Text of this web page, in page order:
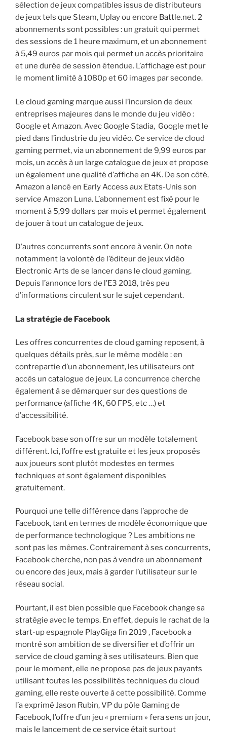
sélection de jeux compatibles issus de distributeurs
de jeux tels que Steam, Uplay ou encore Battle.net. 2
abonnements sont possibles : un gratuit qui permet
des sessions de 1 heure maximum, et un abonnement
à 5,49 euros par mois qui permet un accès prioritaire
et une durée de session étendue. L’affichage est pour
le moment limité à 1080p et 60 images par seconde.
Le cloud gaming marque aussi l’incursion de deux
entreprises majeures dans le monde du jeu vidéo :
Google et Amazon. Avec Google Stadia, Google met le
pied dans l’industrie du jeu vidéo. Ce service de cloud
gaming permet, via un abonnement de 9,99 euros par
mois, un accès à un large catalogue de jeux et propose
un également une qualité d’affiche en 4K. De son côté,
Amazon a lancé en Early Access aux Etats-Unis son
service Amazon Luna. L’abonnement est fixé pour le
moment à 5,99 dollars par mois et permet également
de jouer à tout un catalogue de jeux.
D’autres concurrents sont encore à venir. On note
notamment la volonté de l’éditeur de jeux vidéo
Electronic Arts de se lancer dans le cloud gaming.
Depuis l’annonce lors de l’E3 2018, très peu
d’informations circulent sur le sujet cependant.
La stratégie de Facebook
Les offres concurrentes de cloud gaming reposent, à
quelques détails près, sur le même modèle : en
contrepartie d’un abonnement, les utilisateurs ont
accès un catalogue de jeux. La concurrence cherche
également à se démarquer sur des questions de
performance (affiche 4K, 60 FPS, etc …) et
d’accessibilité.
Facebook base son offre sur un modèle totalement
différent. Ici, l’offre est gratuite et les jeux proposés
aux joueurs sont plutôt modestes en termes
techniques et sont également disponibles
gratuitement.
Pourquoi une telle différence dans l’approche de
Facebook, tant en termes de modèle économique que
de performance technologique ? Les ambitions ne
sont pas les mêmes. Contrairement à ses concurrents,
Facebook cherche, non pas à vendre un abonnement
ou encore des jeux, mais à garder l’utilisateur sur le
réseau social.
Pourtant, il est bien possible que Facebook change sa
stratégie avec le temps. En effet, depuis le rachat de la
start-up espagnole PlayGiga fin 2019 , Facebook a
montré son ambition de se diversifier et d’offrir un
service de cloud gaming à ses utilisateurs. Bien que
pour le moment, elle ne propose pas de jeux payants
utilisant toutes les possibilités techniques du cloud
gaming, elle reste ouverte à cette possibilité. Comme
l’a exprimé Jason Rubin, VP du pôle Gaming de
Facebook, l’offre d’un jeu « premium » fera sens un jour,
mais le lancement de ce service était surtout